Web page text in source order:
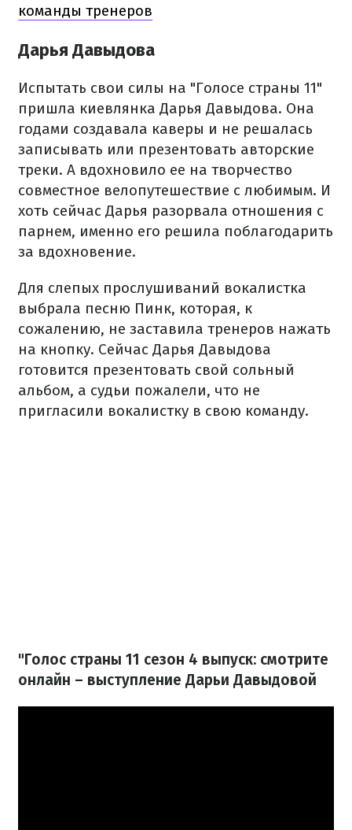
команды тренеров
Дарья Давыдова
Испытать свои силы на "Голосе страны 11"
пришла киевлянка Дарья Давыдова. Она
годами создавала каверы и не решалась
записывать или презентовать авторские
треки. А вдохновило ее на творчество
совместное велопутешествие с любимым. И
хоть сейчас Дарья разорвала отношения с
парнем, именно его решила поблагодарить
за вдохновение.
Для слепых прослушиваний вокалистка
выбрала песню Пинк, которая, к
сожалению, не заставила тренеров нажать
на кнопку. Сейчас Дарья Давыдова
готовится презентовать свой сольный
альбом, а судьи пожалели, что не
пригласили вокалистку в свою команду.
"Голос страны 11 сезон 4 выпуск: смотрите
онлайн – выступление Дарьи Давыдовой